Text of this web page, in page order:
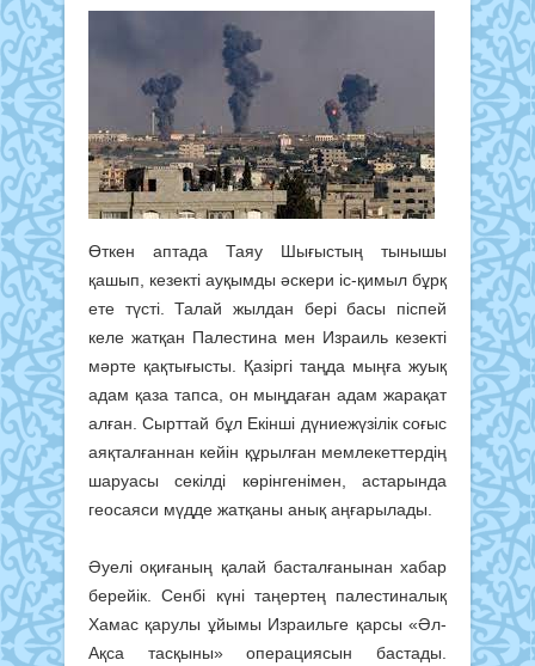
Өткен аптада Таяу Шығыстың тынышы
қашып, кезекті ауқымды әскери іс-қимыл бұрқ
ете түсті. Талай жылдан бері басы піспей
келе жатқан Палестина мен Израиль кезекті
мәрте қақтығысты. Қазіргі таңда мыңға жуық
адам қаза тапса, он мыңдаған адам жарақат
алған. Сырттай бұл Екінші дүниежүзілік соғыс
аяқталғаннан кейін құрылған мемлекеттердің
шаруасы секілді көрінгенімен, астарында
геосаяси мүдде жатқаны анық аңғарылады.
Әуелі оқиғаның қалай басталға­нынан хабар
берейік. Сенбі күні таңертең палестиналық
Хамас қарулы ұйымы Израильге қарсы «Әл-
Ақса тасқыны» операциясын бастады.